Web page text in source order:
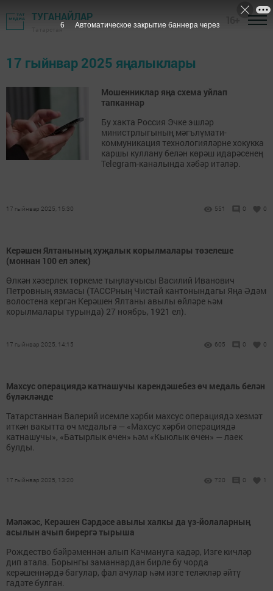
ТУГАНАЙЛАР
Татарстан
17 гыйнвар 2025 яңалыклары
Мошенниклар яңа схема уйлап
тапканнар
Бу хакта Россия Эчке эшләр
министрлыгының мәгълүмати-
коммуникация технологияләрне хокукка
каршы куллану белән көрәш идарәсенең
Telegram-каналында хәбәр итәләр.
17 гыйнвар 2025, 15:30 551 0 0
Керәшен Ялтанының хуҗалык корылмалары төзелеше
(моннан 100 ел элек)
Өлкән хәзерлек төркеме тыңлаучысы Василий Иванович
Петровның язмасы (ТАССРның Чистай кантонындагы Яңа Әдәм
волостена кергән Керәшен Ялтаны авылы өйләре һәм
корылмалары турында) 27 ноябрь, 1921 ел).
17 гыйнвар 2025, 14:15 605 0 0
Махсус операциядә катнашучы карендәшебез өч медаль белән
бүләкләнде
Татарстаннан Валерий исемле хәрби махсус операциядә хезмәт
иткән вакытта өч медальгә — «Махсус хәрби операциядә
катнашучы», «Батырлык өчен» һәм «Кыюлык өчен» — лаек
булды.
17 гыйнвар 2025, 13:20 720 0 1
Мәләкәс, Керәшен Сәрдәсе авылы халкы да үз-йолаларның
асылын ачып бирергә тырыша
Рождество бәйрәменнән алып Качмануга кадәр, Изге кичләр
дип атала. Борынгы заманнардан бирле бу чорда
керәшеннәрдә багулар, фал ачулар һәм изге теләкләр әйтү
гадәте булган.
6 Автоматическое закрытие баннера через